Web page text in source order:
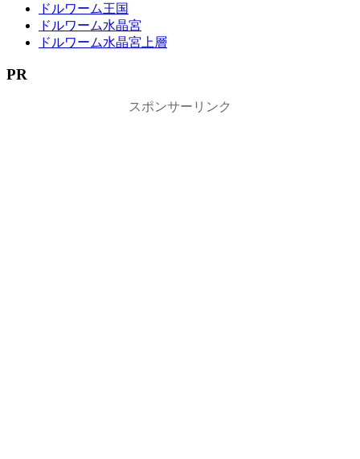
ドルワーム王国
ドルワーム水晶宮
ドルワーム水晶宮上層
PR
スポンサーリンク